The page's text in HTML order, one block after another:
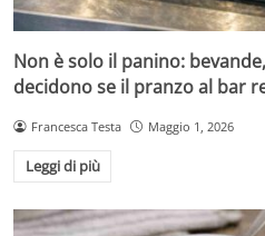
Non è solo il panino:
decidono se il pranzo al bar
Francesca Testa Maggio 1, 2026
Leggi di più